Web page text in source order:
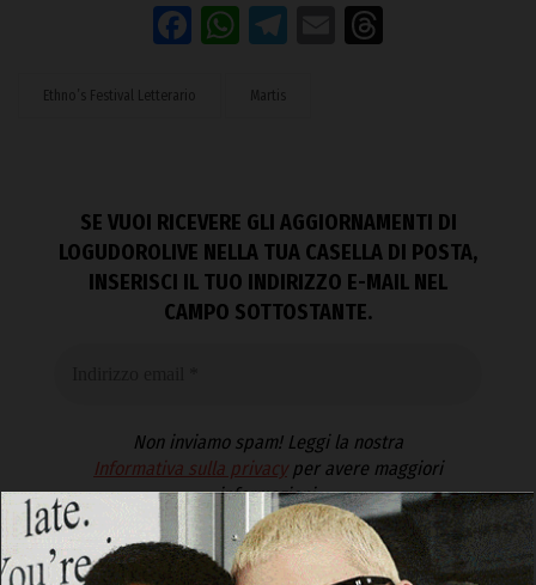
Facebook
WhatsApp
Telegram
Email
Ethno’s Festival Letterario Martis
SE VUOI RICEVERE GLI AGGIORNAMENTI DI
LOGUDOROLIVE NELLA TUA CASELLA DI POSTA,
INSERISCI IL TUO INDIRIZZO E-MAIL NEL
CAMPO SOTTOSTANTE.
Non inviamo spam! Leggi la nostra
Informativa sulla privacyper avere maggiori
informazioni.
Accetto laPrivacy Policy